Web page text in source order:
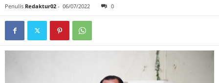
Penulis Redaktur02 - 06/07/2022 0